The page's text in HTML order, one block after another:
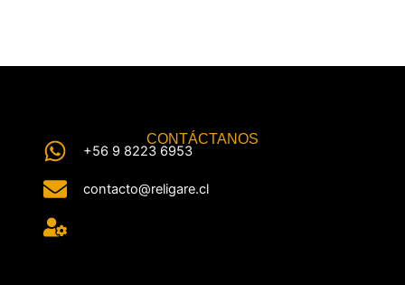
CONTÁCTANOS
+56 9 8223 6953
contacto@religare.cl